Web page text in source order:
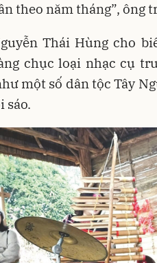
theo năm tháng”, ông
Thái Hùng cho
chục loại nhạc cụ
một số dân tộc Tây
sáo.